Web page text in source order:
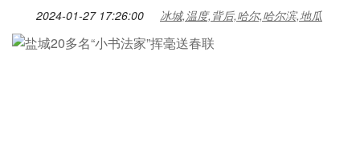
2024-01-27 17:26:00 冰城,温度,背后,哈尔,哈尔滨,地瓜